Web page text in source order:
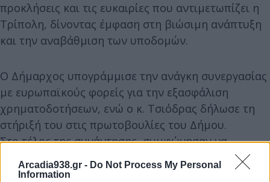
Arcadia938.gr - Do Not Process My Personal
Information
προκλήσεις και τις ευκαιρίες που αντιμετωπίζει η
Τρίπολη, δίνοντας έμφαση στη βιώσιμη ανάπτυξη
και την αναβάθμιση των υποδομών.
Ο Δήμαρχος υπογράμμισε την ανάγκη συνεργασίας
με ευρωπαϊκούς φορείς για την εξασφάλιση
χρηματοδοτήσεων, ενώ ο κ. Τσιόδρας δήλωσε τη
στήριξή του στις πρωτοβουλίες του Δήμου.
Στο τέλος της συνάντησης, συμφώνησαν να
διατηρήσουν ανοιχτή επικοινωνία και συνεργασία
για την προώθηση της ανάπτυξης της Τρίπολης.